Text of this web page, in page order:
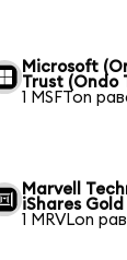
Microsoft
Trust (Ondo
1 MSFTon
Marvell
iShares
1 MRVLon